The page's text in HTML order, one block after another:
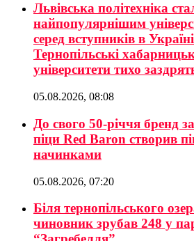
Львівська політехніка
найпопулярнішим
серед вступників в
Тернопільські
університети тихо
05.08.2026, 08:08
До свого 50-річчя бренд
піци Red Baron створив
начинками
05.08.2026, 07:20
Біля тернопільського
чиновник зрубав 248 у